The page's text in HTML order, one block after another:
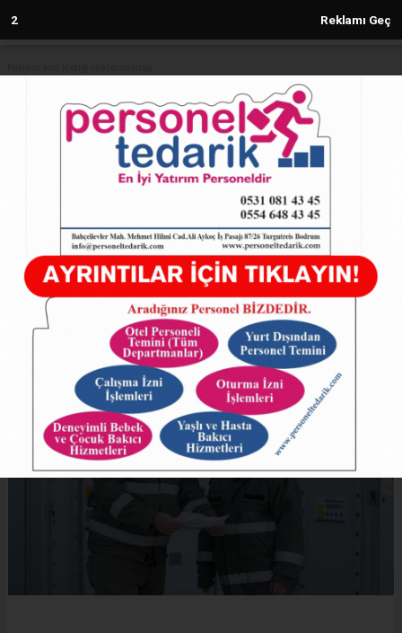
1 Reklamı Geç
Anasayfa
OEDAŞ saha çalışma saatlerini
düzenledi!
27.02.2025 - 14:40, Güncelleme: 27.02.2025 - 14:40
5054+ kez okundu.
ABONE OL